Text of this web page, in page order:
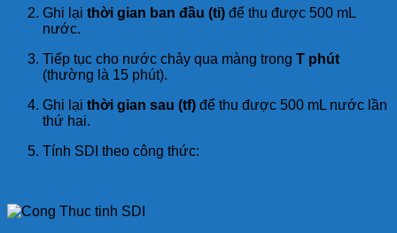
Ghi lại thời gian ban đầu (ti) để thu được 500 mL
nước.
Tiếp tục cho nước chảy qua màng trong T phút
(thường là 15 phút).
Ghi lại thời gian sau (tf) để thu được 500 mL nước lần
thứ hai.
Tính SDI theo công thức: